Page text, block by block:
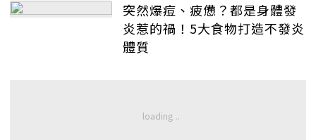
突然爆痘、疲憊？都是身體發
炎惹的禍！5大食物打造不發炎
體質